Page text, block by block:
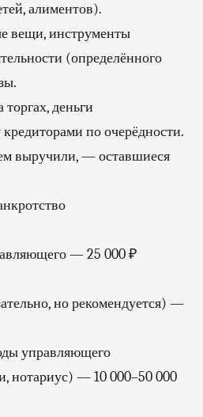
алиментов).
вещи, инструменты
(определённого
деньги
по очерёдности.
выручили, — оставшиеся
— 25 000 ₽
но рекомендуется) —
управляющего
нотариус) — 10 000–50 000